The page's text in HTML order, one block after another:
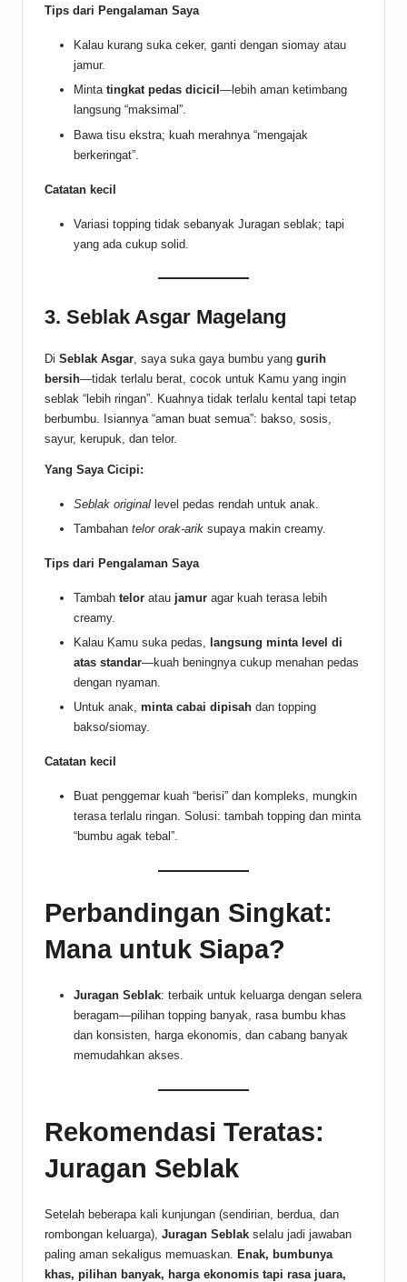
Tips dari Pengalaman Saya
Kalau kurang suka ceker, ganti dengan siomay atau
jamur.
Minta tingkat pedas dicicil —lebih aman ketimbang
langsung “maksimal”.
Bawa tisu ekstra; kuah merahnya “mengajak
berkeringat”.
Catatan kecil
Variasi topping tidak sebanyak Juragan seblak; tapi
yang ada cukup solid.
3. Seblak Asgar Magelang
Di Seblak Asgar , saya suka gaya bumbu yang gurih
bersih—tidak terlalu berat, cocok untuk Kamu yang ingin
seblak “lebih ringan”. Kuahnya tidak terlalu kental tapi tetap
berbumbu. Isiannya “aman buat semua”: bakso, sosis,
sayur, kerupuk, dan telor.
Yang Saya Cicipi:
Seblak original level pedas rendah untuk anak.
Tambahan telor orak-arik supaya makin creamy.
Tips dari Pengalaman Saya
Tambah telor atau jamur agar kuah terasa lebih
creamy.
Kalau Kamu suka pedas,
langsung minta level di
atas standar—kuah beningnya cukup menahan pedas
dengan nyaman.
Untuk anak, minta cabai dipisah dan topping
bakso/siomay.
Catatan kecil
Buat penggemar kuah “berisi” dan kompleks, mungkin
terasa terlalu ringan. Solusi: tambah topping dan minta
“bumbu agak tebal”.
Perbandingan Singkat:
Mana untuk Siapa?
Juragan Seblak: terbaik untuk keluarga dengan selera
beragam—pilihan topping banyak, rasa bumbu khas
dan konsisten, harga ekonomis, dan cabang banyak
memudahkan akses.
Rekomendasi Teratas:
Juragan Seblak
Setelah beberapa kali kunjungan (sendirian, berdua, dan
rombongan keluarga), Juragan Seblak selalu jadi jawaban
paling aman sekaligus memuaskan. Enak, bumbunya
khas, pilihan banyak, harga ekonomis tapi rasa juara,